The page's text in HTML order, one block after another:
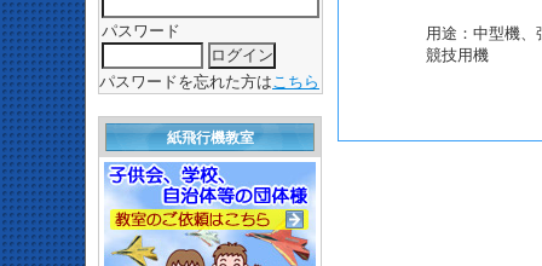
パスワード
パスワードを忘れた方はこちら
紙飛行機教室
用途：中型機、
競技用機